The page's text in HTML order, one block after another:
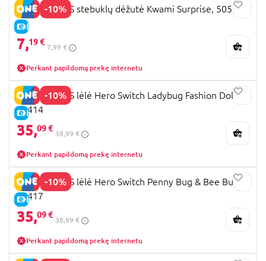
jau žinote, kuri labiausiai pradžiugintų vaiką?
-10%
E-KAINA
MIRACULOUS stebuklų dėžutė Kwami Surprise, 50500
7,19 €
7,99 €
Perkant papildomą prekę internetu
-10%
E-KAINA
MIRACULOUS lėlė Hero Switch Ladybug Fashion Doll,
50414
35,09 €
38,99 €
Perkant papildomą prekę internetu
-10%
E-KAINA
MIRACULOUS lėlė Hero Switch Penny Bug & Bee Bug,
50417
35,09 €
38,99 €
Perkant papildomą prekę internetu